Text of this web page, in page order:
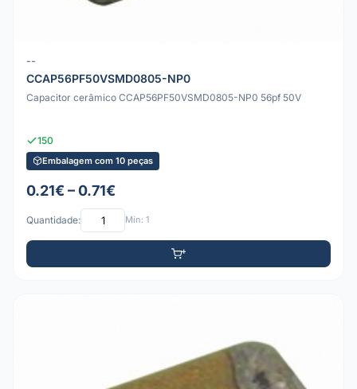
--
CCAP56PF50VSMD0805-NP0
Capacitor cerâmico CCAP56PF50VSMD0805-NP0 56pf 50V
150
Embalagem com 10 peças
0.21€ – 0.71€
Quantidade: Mín: 1